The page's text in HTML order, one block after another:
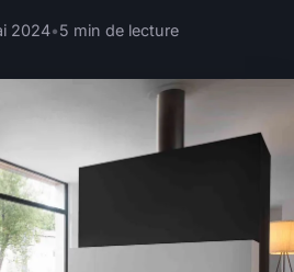
2024•5 min de lecture